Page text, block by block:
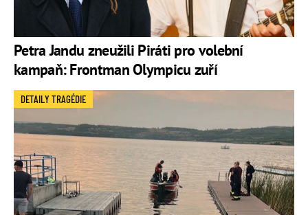
Petra Jandu zneužili Piráti pro volební
kampaň: Frontman Olympicu zuří
DETAILY TRAGÉDIE